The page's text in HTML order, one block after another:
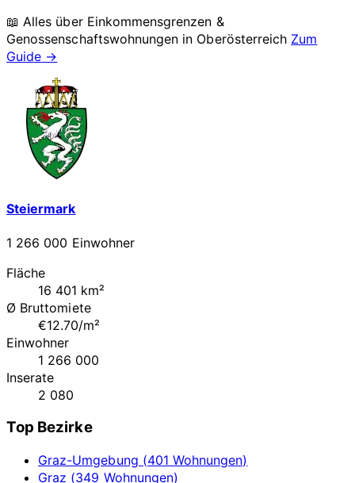
📖 Alles über Einkommensgrenzen &
Genossenschaftswohnungen in Oberösterreich Zum
Guide →
Steiermark
1 266 000 Einwohner
Fläche
16 401 km²
Ø Bruttomiete
€12.70/m²
Einwohner
1 266 000
Inserate
2 080
Top Bezirke
Graz-Umgebung (401 Wohnungen)
Graz (349 Wohnungen)